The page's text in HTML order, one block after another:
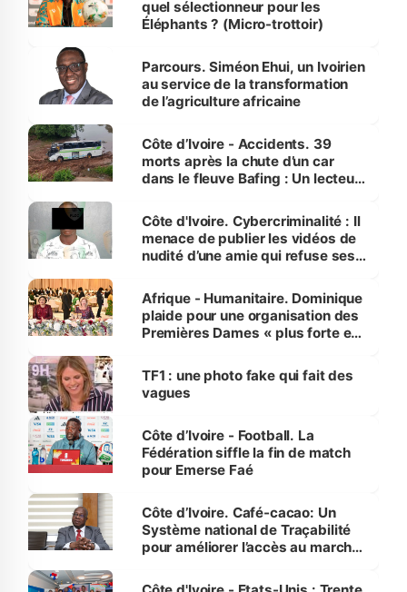
quel sélectionneur pour les
Éléphants ? (Micro-trottoir)
Parcours. Siméon Ehui, un Ivoirien
au service de la transformation
de l’agriculture africaine
Côte d’Ivoire - Accidents. 39
morts après la chute d’un car
dans le fleuve Bafing : Un lecteur
des Transports
Côte d'Ivoire. Cybercriminalité : Il
menace de publier les vidéos de
nudité d’une amie qui refuse ses
Afrique - Humanitaire. Dominique
plaide pour une organisation des
Premières Dames « plus forte et
sur la scène internationale »
TF1 : une photo fake qui fait des
vagues
Côte d’Ivoire - Football. La
Fédération siffle la fin de match
pour Emerse Faé
Côte d’Ivoire. Café-cacao: Un
Système national de Traçabilité
pour améliorer l’accès au marché